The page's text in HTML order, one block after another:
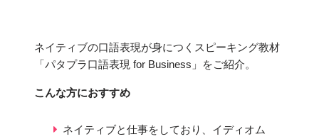
ネイティブの口語表現が身につくスピーキング教材
「パタプラ口語表現 for Business」をご紹介。
こんな方におすすめ
ネイティブと仕事をしており、イディオム